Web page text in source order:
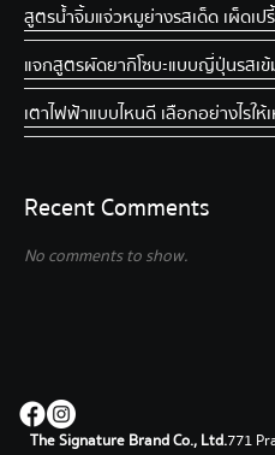
สูตรน้ำจิ้มแจ่วหมูย่าง รสเด็ด เผ็ดเ
แจกสูตรผัดยากิโซบะแบบญี่ปุ่น รสเ
เตาไฟฟ้าแบบไหนดี เลือกอย่างไรให้
Recent Comments
No comments to show.
The Signature Brand Co., Ltd.771